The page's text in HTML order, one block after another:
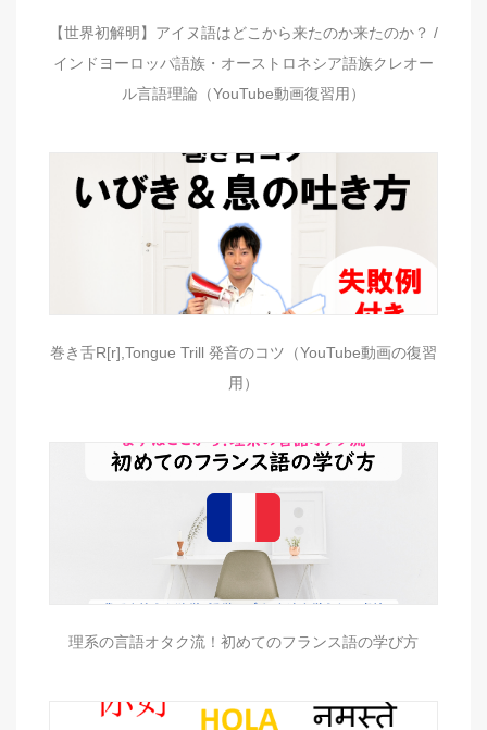
【世界初解明】アイヌ語はどこから来たのか来たのか？ /
インドヨーロッパ語族・オーストロネシア語族クレオー
ル言語理論（YouTube動画復習用）
巻き舌R[r],Tongue Trill 発音のコツ（YouTube動画の復習
用）
理系の言語オタク流！初めてのフランス語の学び方